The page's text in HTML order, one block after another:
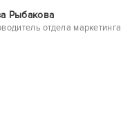
Рыбакова
отдела маркетинга